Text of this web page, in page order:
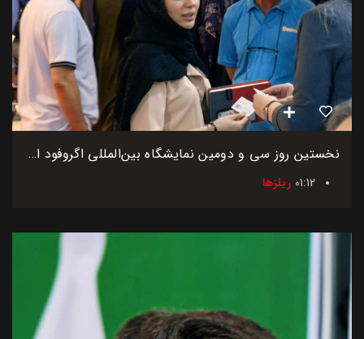
نخستین روز سی و دومین نمایشگاه بین‌المللی اگروفود ایران
01:12 ریلزها